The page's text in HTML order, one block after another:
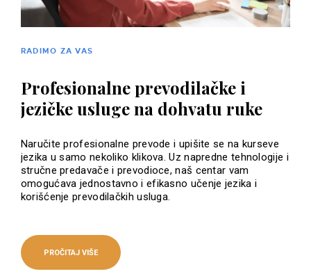
RADIMO ZA VAS
Profesionalne prevodilačke i
jezičke usluge na dohvatu ruke
Naručite profesionalne prevode i upišite se na kurseve
jezika u samo nekoliko klikova. Uz napredne tehnologije i
stručne predavače i prevodioce, naš centar vam
omogućava jednostavno i efikasno učenje jezika i
korišćenje prevodilačkih usluga.
PROČITAJ VIŠE